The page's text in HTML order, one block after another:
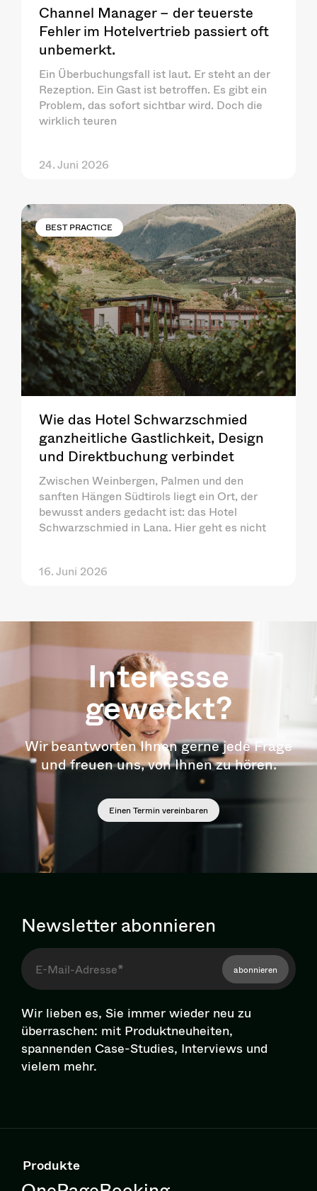
Channel Manager – der teuerste
Fehler im Hotelvertrieb passiert oft
unbemerkt.
Ein Überbuchungsfall ist laut. Er steht an der
Rezeption. Ein Gast ist betroffen. Es gibt ein
Problem, das sofort sichtbar wird. Doch die
wirklich teuren
24. Juni 2026
BEST PRACTICE
Wie das Hotel Schwarzschmied
ganzheitliche Gastlichkeit, Design
und Direktbuchung verbindet
Zwischen Weinbergen, Palmen und den
sanften Hängen Südtirols liegt ein Ort, der
bewusst anders gedacht ist: das Hotel
Schwarzschmied in Lana. Hier geht es nicht
16. Juni 2026
Interesse
geweckt?
Wir beantworten Ihnen gerne jede Frage
und freuen uns, von Ihnen zu hören.
Einen Termin vereinbaren
Newsletter abonnieren
abonnieren
Wir lieben es, Sie immer wieder neu zu
überraschen: mit Pro­dukt­neu­hei­ten,
spannenden Case-Studies, Interviews und
vielem mehr.
Produkte